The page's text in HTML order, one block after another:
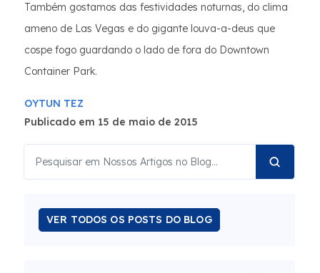
Também gostamos das festividades noturnas, do clima
ameno de Las Vegas e do gigante louva-a-deus que
cospe fogo guardando o lado de fora do Downtown
Container Park.
OYTUN TEZ
Publicado em 15 de maio de 2015
VER TODOS OS POSTS DO BLOG